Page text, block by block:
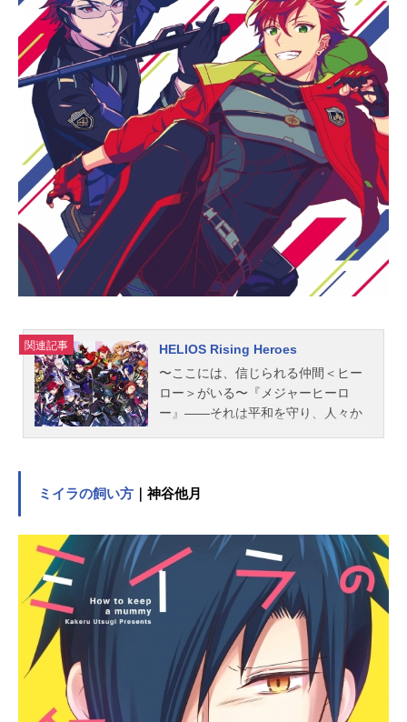
ON放送形態TVアニメシリーズツキプ
ロスケジュール2022年10月5日
（水）～2022年12月28日（水）TOK
YOMX・BS日テレほか話数全13話キ
ャスト眞宮孝明：新垣樽助吉良凰
香：小林裕介築一紗：山中真尋築二
葉：白井悠介大山直助：笹翼白瀬優
馬：堀江瞬小野田翔：菊池幸利久慈
川悠人：長谷川芳明天羽玲司：佐藤
拓也立花歩：坂泰斗大黒岳：増元拓
也名積ルカ：河本啓佑遠井勇将：黒
田崇矢朏ユズル：鈴木達央絵島航
大：野島健児折原大雅：阿座上洋平
竹中修斗：小林千晃スタッフ監督：
高本宣弘シリーズ構成：松田恵里子
関連記事
HELIOS Rising Heroes
〜ここには、信じられる仲間＜ヒー
ロー＞がいる〜『メジャーヒーロ
ー』――それは平和を守り、人々か
た。それは資源が枯渇した地球に大
振りまく存在となり人々を苦しめて
いた。被害を受けたミリオン州に設
立された対策機構【HELIOS】は、
【サブスタンス】から発見された能
力型結晶石を精鋭に託し、特殊能力
を持つ『ヒーロー』を誕生させた。
作品名HELIOSRisingHeroesスケジュ
ール2020年8月3日（月）～配信開始
キャスト【Southsector】鳳アキラ：
豊永利行ウィル・スプラウト：近藤
ミイラの飼い方 ｜神谷他月